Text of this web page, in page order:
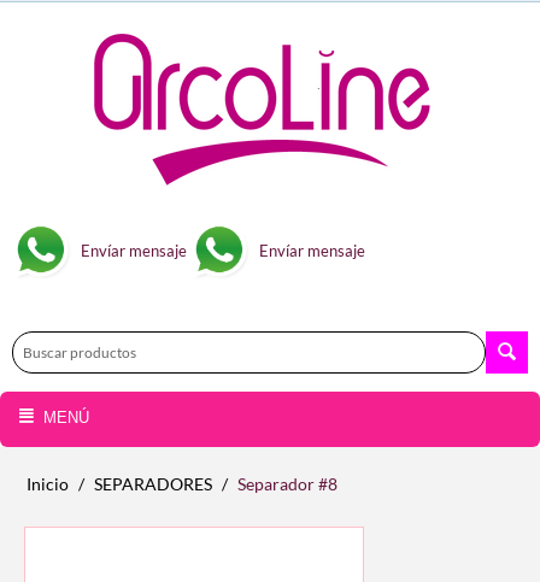
Envíar mensaje Envíar mensaje
MENÚ
Inicio / SEPARADORES / Separador #8